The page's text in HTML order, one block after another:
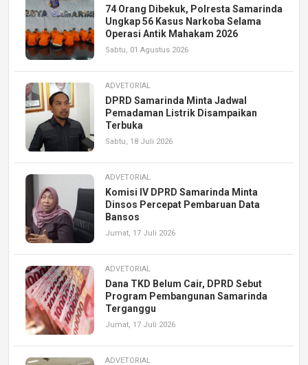
74 Orang Dibekuk, Polresta Samarinda
Ungkap 56 Kasus Narkoba Selama
Operasi Antik Mahakam 2026
Sabtu, 01 Agustus 2026
ADVETORIAL
DPRD Samarinda Minta Jadwal
Pemadaman Listrik Disampaikan
Terbuka
Sabtu, 18 Juli 2026
ADVETORIAL
Komisi IV DPRD Samarinda Minta
Dinsos Percepat Pembaruan Data
Bansos
Jumat, 17 Juli 2026
ADVETORIAL
Dana TKD Belum Cair, DPRD Sebut
Program Pembangunan Samarinda
Terganggu
Jumat, 17 Juli 2026
ADVETORIAL